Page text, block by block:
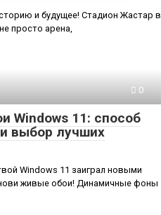
и будущее! Стадион Жастар в
просто арена,
0
Windows 11: способ
выбор лучших
Windows 11 заиграл новыми
живые обои! Динамичные фоны